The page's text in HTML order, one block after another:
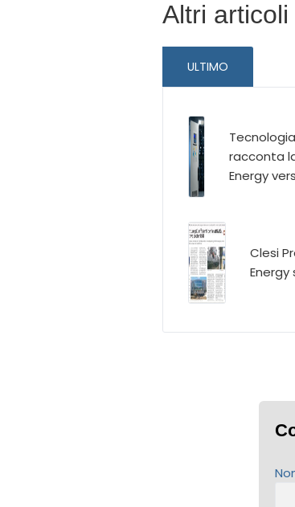
Altri articoli
ULTIMO
racconta
Energy
Clesi
Energy